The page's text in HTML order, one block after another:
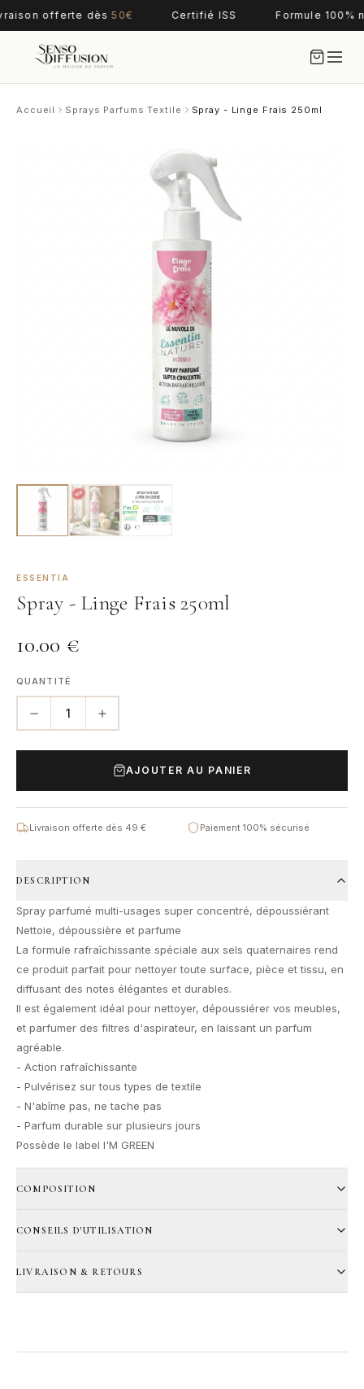
offerte dès 50€ Certifié ISS Formule 100%
Accueil Sprays Parfums Textile Spray - Linge Frais 250ml
ESSENTIA
Spray - Linge Frais 250ml
10.00 €
QUANTITÉ
1
AJOUTER AU PANIER
Livraison offerte dès 49 € Paiement 100% sécurisé
DESCRIPTION
Spray parfumé multi-usages super concentré, dépoussiérant
Nettoie, dépoussière et parfume
La formule rafraîchissante spéciale aux sels quaternaires rend
ce produit parfait pour nettoyer toute surface, pièce et tissu, en
diffusant des notes élégantes et durables.
Il est également idéal pour nettoyer, dépoussiérer vos meubles,
et parfumer des filtres d'aspirateur, en laissant un parfum
agréable.
- Action rafraîchissante
- Pulvérisez sur tous types de textile
- N'abîme pas, ne tache pas
- Parfum durable sur plusieurs jours
Possède le label I'M GREEN
COMPOSITION
CONSEILS D'UTILISATION
LIVRAISON & RETOURS